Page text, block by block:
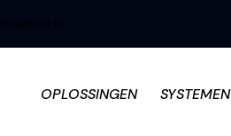
OPLOSSINGEN SYSTEMEN